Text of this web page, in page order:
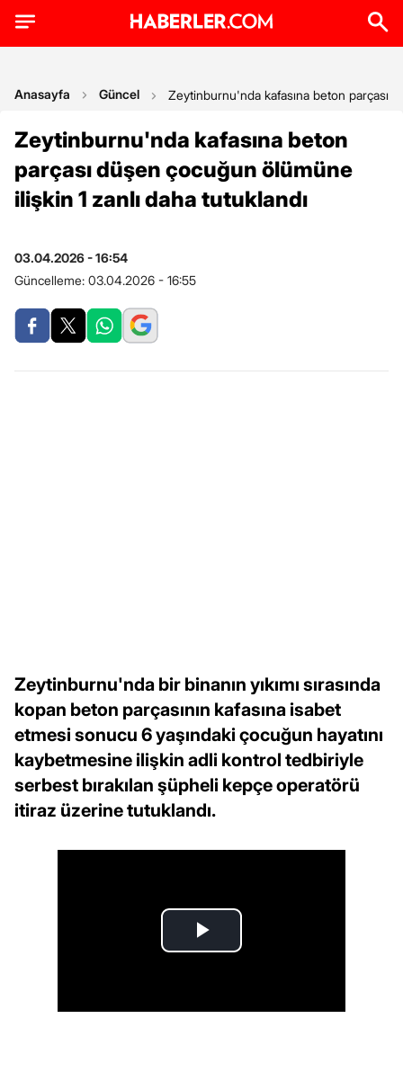
Anasayfa Güncel Zeytinburnu'nda kafasına beton parçası
Zeytinburnu'nda kafasına beton
parçası düşen çocuğun ölümüne
ilişkin 1 zanlı daha tutuklandı
03.04.2026 - 16:54
Güncelleme: 03.04.2026 - 16:55
Zeytinburnu'nda bir binanın yıkımı sırasında
kopan beton parçasının kafasına isabet
etmesi sonucu 6 yaşındaki çocuğun hayatını
kaybetmesine ilişkin adli kontrol tedbiriyle
serbest bırakılan şüpheli kepçe operatörü
itiraz üzerine tutuklandı.